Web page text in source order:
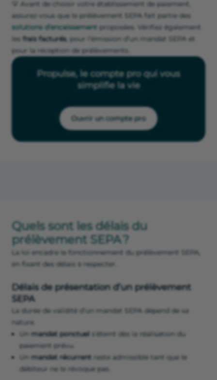
💡 Avant de choisir votre établissement de paiement,
assurez-vous que le prélèvement SEPA fait partie des
solutions d’encaissement proposées. Vérifiez également
les frais facturés, pour l’émission d’un mandat SEPA et
pour la réception de prélèvements.
Propulse, le compte pro qui vous
simplifie la vie
Ouvrir un compte pro
Quels sont les délais du
prélèvement SEPA ?
La loi encadre le fonctionnement du prélèvement SEPA,
en fixant des délais à respecter.
Délais de présentation d’un prélèvement
SEPA
La durée de validité d’un mandat SEPA dépend de sa
nature.
Un mandat ponctuel s’éteint dès la réalisation du
paiement prévu.
Un mandat récurrent reste admissible tant que le
débiteur ne le révoque pas.